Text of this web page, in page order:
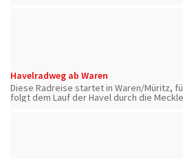
Havelradweg ab Waren
Diese Radreise startet in Waren/Müritz,
folgt dem Lauf der Havel durch die